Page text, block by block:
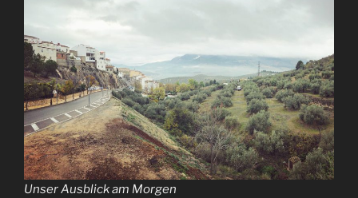
Unser Ausblick am Morgen